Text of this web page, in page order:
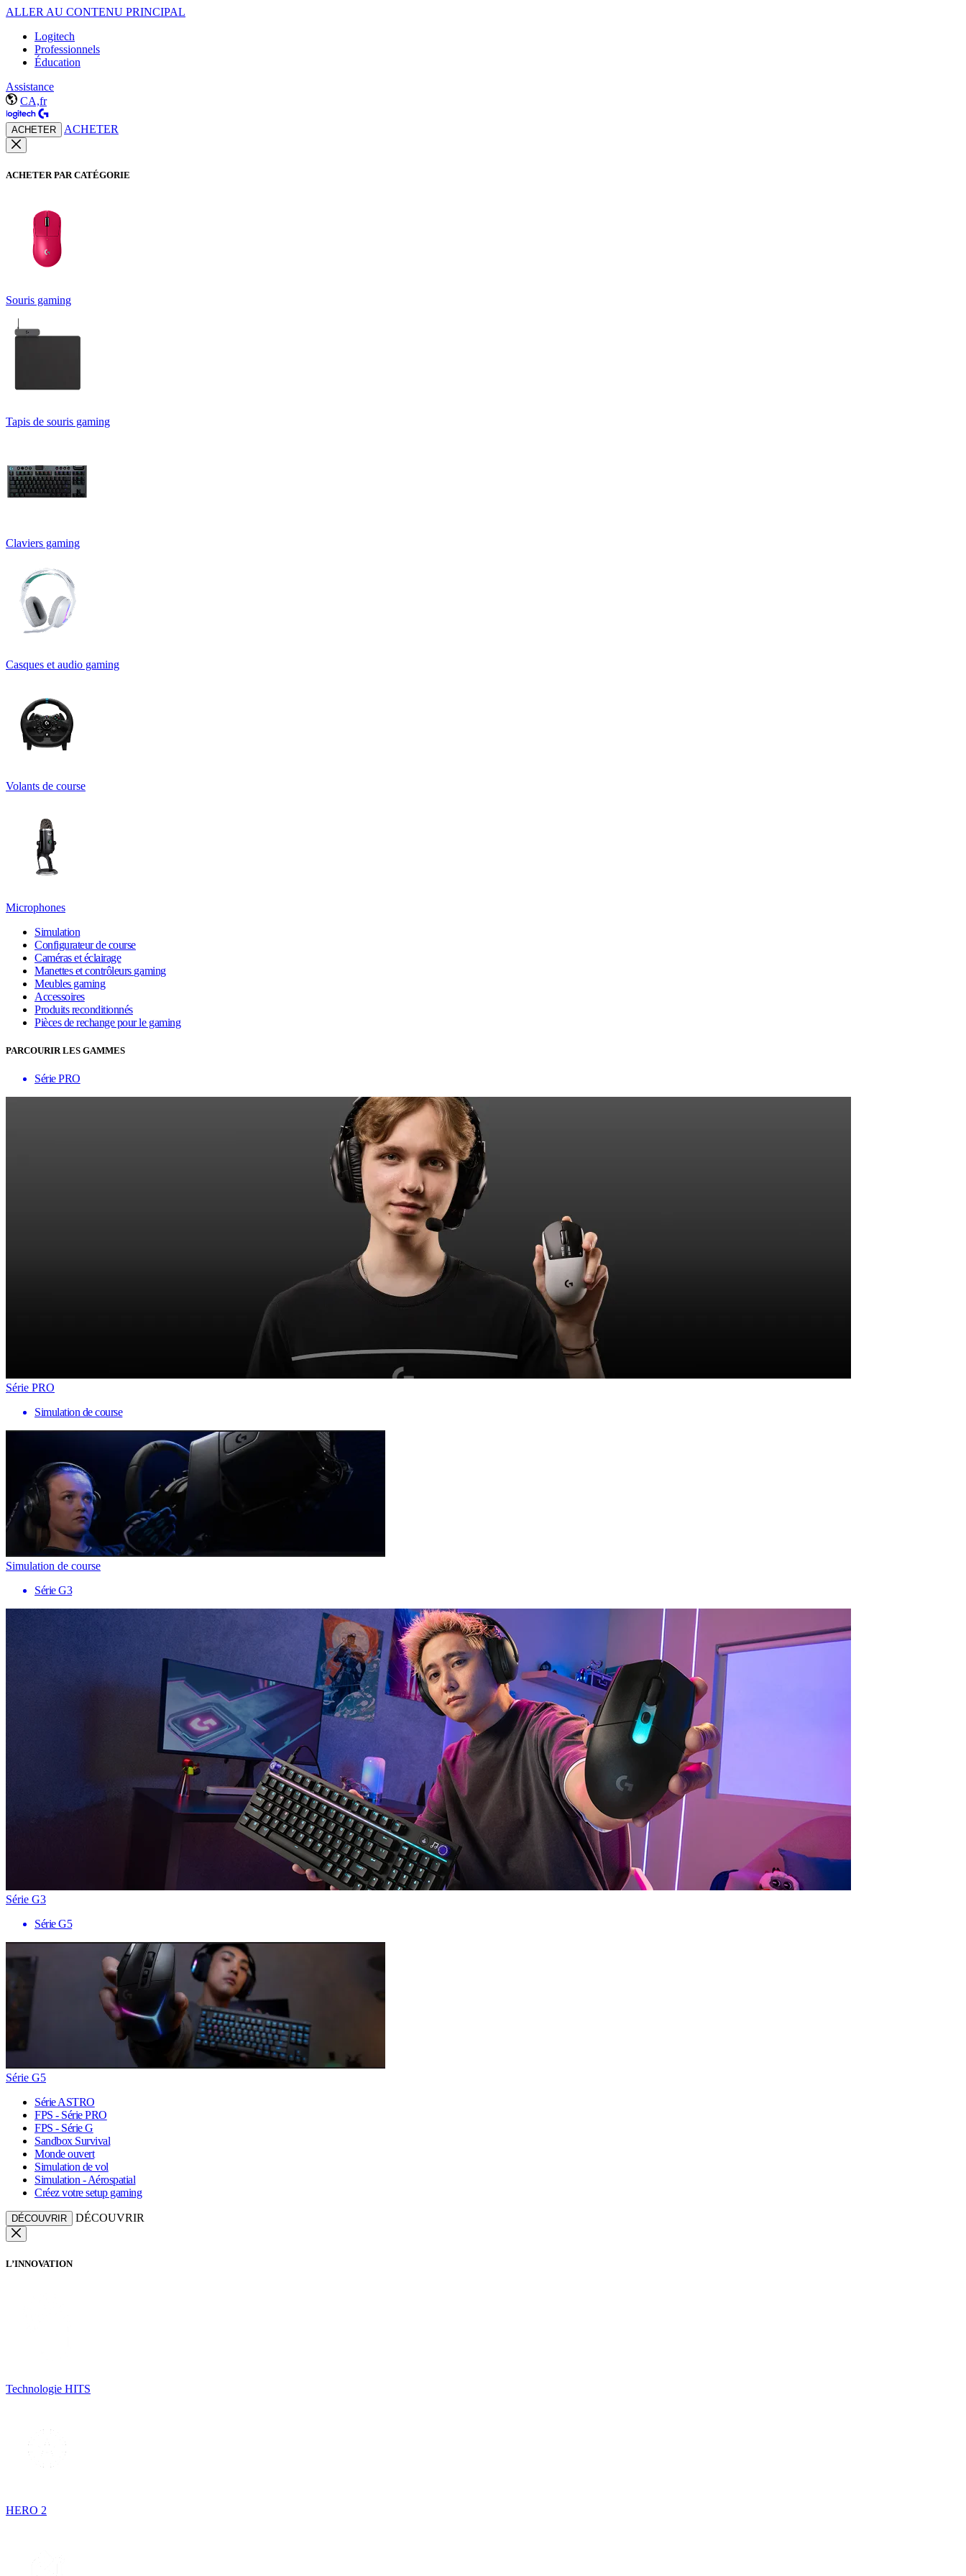
ALLER AU CONTENU PRINCIPAL
Logitech
Professionnels
Éducation
Assistance
CA,fr
ACHETER ACHETER
ACHETER PAR CATÉGORIE
Souris gaming
Tapis de souris gaming
Claviers gaming
Casques et audio gaming
Volants de course
Microphones
Simulation
Configurateur de course
Caméras et éclairage
Manettes et contrôleurs gaming
Meubles gaming
Accessoires
Produits reconditionnés
Pièces de rechange pour le gaming
PARCOURIR LES GAMMES
Série PRO
Série PRO
Simulation de course
Simulation de course
Série G3
Série G3
Série G5
Série G5
Série ASTRO
FPS - Série PRO
FPS - Série G
Sandbox Survival
Monde ouvert
Simulation de vol
Simulation - Aérospatial
Créez votre setup gaming
DÉCOUVRIR DÉCOUVRIR
L’INNOVATION
Technologie HITS
HERO 2